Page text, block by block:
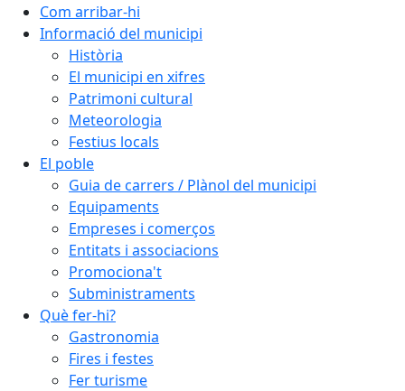
Com arribar-hi
Informació del municipi
Història
El municipi en xifres
Patrimoni cultural
Meteorologia
Festius locals
El poble
Guia de carrers / Plànol del municipi
Equipaments
Empreses i comerços
Entitats i associacions
Promociona't
Subministraments
Què fer-hi?
Gastronomia
Fires i festes
Fer turisme